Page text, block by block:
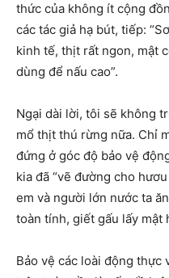
thức của không ít cộng
các tác giả hạ bút, tiếp:
kinh tế, thịt rất ngon, mật
dùng để nấu cao”.
Ngại dài lời, tôi sẽ không
mổ thịt thú rừng nữa. Chỉ
đứng ở góc độ bảo vệ
kia đã “vẽ đường cho
em và người lớn nước ta
toàn tính, giết gấu lấy mật
Bảo vệ các loài động